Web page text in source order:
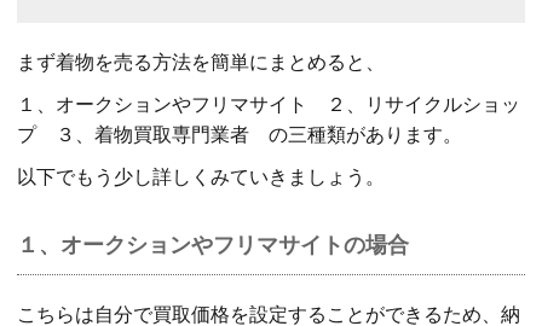
まず着物を売る方法を簡単にまとめると、
１、オークションやフリマサイト ２、リサイクルショッ
プ ３、着物買取専門業者 の三種類があります。
以下でもう少し詳しくみていきましょう。
１、オークションやフリマサイトの場合
こちらは自分で買取価格を設定することができるため、納